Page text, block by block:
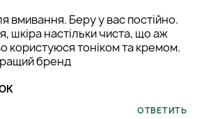
вмивання. Беру у вас постійно.
шкіра настільки чиста, що аж
користуюся тоніком та кремом.
бренд
ОТВЕТИТЬ